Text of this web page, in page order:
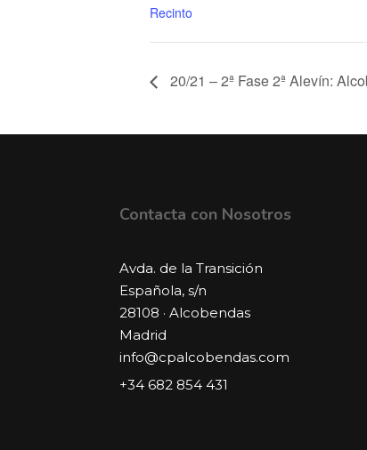
Recinto
20/21 – 2ª Fase 2ª Alevín:
Contacta con Nosotros
Avda. de la Transición
Española, s/n
28108 · Alcobendas
Madrid
info@cpalcobendas.com
+34 682 854 431